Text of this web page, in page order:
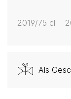
2019/75 cl
Als